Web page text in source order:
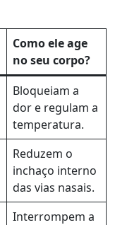
Como ele age
no seu corpo?
Bloqueiam a
dor e regulam a
temperatura.
Reduzem o
inchaço interno
das vias nasais.
Interrompem a